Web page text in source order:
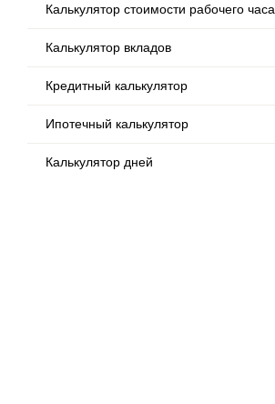
Калькулятор стоимости рабочего часа
Калькулятор вкладов
Кредитный калькулятор
Ипотечный калькулятор
Калькулятор дней